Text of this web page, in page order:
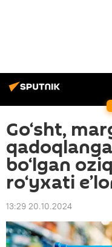
Go‘sht,
bo‘lgan
ro‘yxati
13:29 20.10.2024